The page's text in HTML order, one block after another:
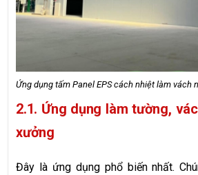
Ứng dụng tấm Panel EPS cách nhiệt làm vách
2.1. Ứng dụng làm tường,
xưởng
Đây là ứng dụng phổ biến nhất.